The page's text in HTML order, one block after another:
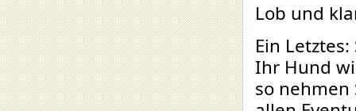
Lob und
Ein
Ihr Hund
so